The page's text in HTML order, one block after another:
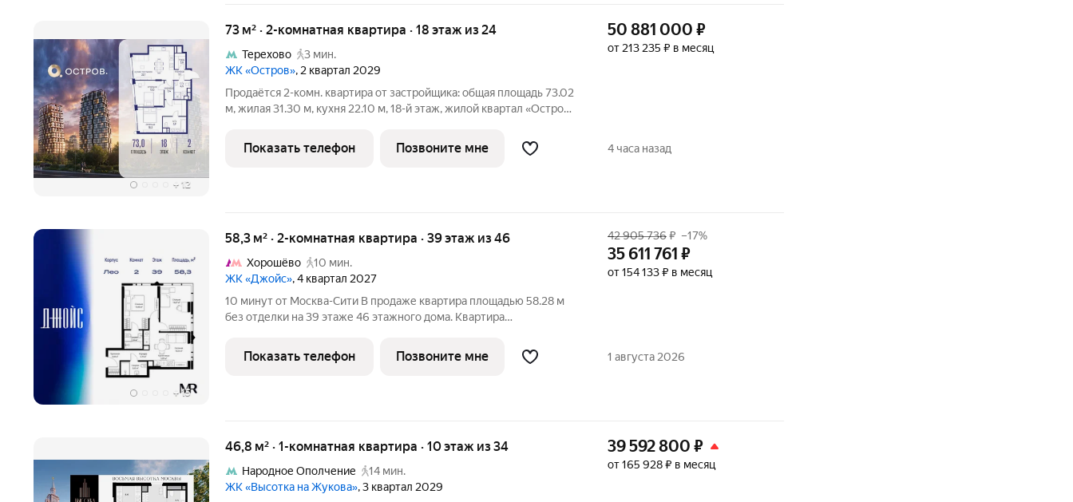
+ 12
73 м² · 2-комнатная квартира · 18 этаж из 24
Терехово
3 мин.
ЖК «Остров», 2 квартал 2029
Продаётся 2-комн. квартира от застройщика: общая площадь 73.02
м, жилая 31.30 м, кухня 22.10 м, 18-й этаж, жилой квартал «Остров
совмещенных санузла. Остров.14 ЧАСТЬ ПРОЕКТА «ОСТРОВ», В
50 881 000 ₽
от 213 235 ₽ в месяц
Показать телефон Позвоните мне 4 часа назад
+15
58,3 м² · 2-комнатная квартира · 39 этаж из 46
Хорошёво
10 мин.
ЖК «Джойс», 4 квартал 2027
10 минут от Москва-Сити В продаже квартира площадью 58.28 м
без отделки на 39 этаже 46 этажного дома. Квартира
комплекс от девелопера MR в районе Хорошёво-Мнёвники. Он
включает несколько
42 905 736₽ –17%
35 611 761 ₽
от 154 133 ₽ в месяц
Показать телефон Позвоните мне 1 августа 2026
46,8 м² · 1-комнатная квартира · 10 этаж из 34
Народное Ополчение
14 мин.
ЖК «Высотка на Жукова», 3 квартал 2029
39 592 800 ₽
от 165 928 ₽ в месяц